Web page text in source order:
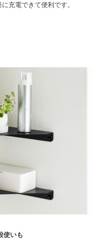
充電できて便利です。
使いも